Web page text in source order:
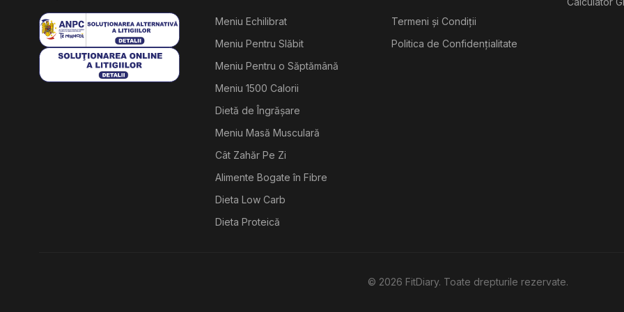
Meniu Echilibrat
Meniu Pentru Slăbit
Meniu Pentru o Săptămână
Meniu 1500 Calorii
Dietă de Îngrășare
Meniu Masă Musculară
Cât Zahăr Pe Zi
Alimente Bogate în Fibre
Dieta Low Carb
Dieta Proteică
Termeni și Condiții
Politica de Confidențialitate
© 2026 FitDiary. Toate drepturile rezervate.